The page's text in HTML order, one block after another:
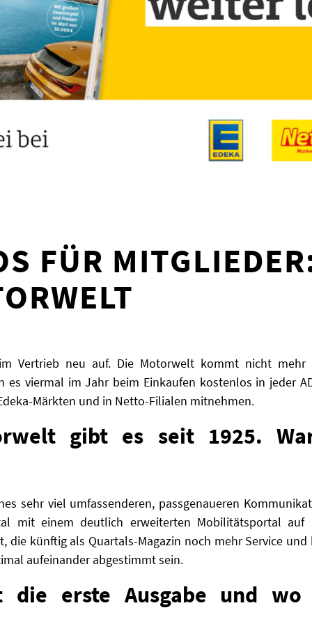
FÜR
Vertrieb neu auf. Die Motorwelt kommt nicht
es viermal im Jahr beim Einkaufen kostenlos in jeder
Märkten und in Netto-Filialen mitnehmen.
gibt es seit 1925.
sehr viel umfassenderen, passgenaueren
mit einem deutlich erweiterten Mobilitätsportal auf
die künftig als Quartals-Magazin noch mehr Service
aufeinander abgestimmt sein.
die erste Ausgabe und